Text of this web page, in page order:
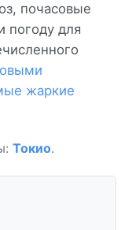
почасовые
погоду для
жаркие
Токио.